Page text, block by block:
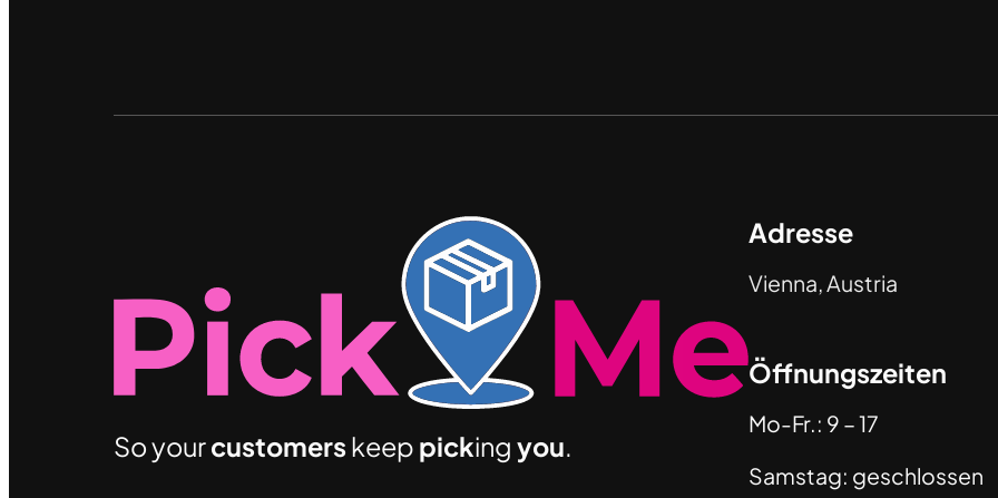
So yourcustomers keep pickingyou.
Adresse
Vienna, Austria
Öffnungszeiten
Mo-Fr.: 9 – 17
Samstag: geschlossen